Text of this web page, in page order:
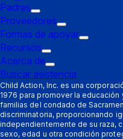
Padres
Submenú
de
disparo:
Padres
Proveedores
Submenú
de
Proveedores
Formas de apoyar
Submenú
Formas
de
apoyar
Recursos
Submenú
de
disparo:
Recursos
Acerca de
Submenú
de
disparo:
Acerca
de
Buscar asistencia
Child Action, Inc. es una
1976 para promover la
familias del condado de
discriminatoria, proporcionando
independientemente de su raza,
sexo, edad u otra condición